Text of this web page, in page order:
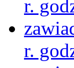
r.
r.